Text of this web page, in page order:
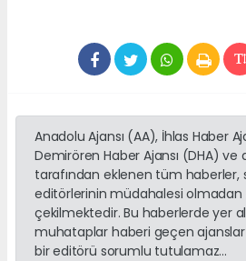
Anadolu Ajansı (AA), İhlas Haber
Demirören Haber Ajansı (DHA) ve
tarafından eklenen tüm haberler,
editörlerinin müdahalesi olmadan
çekilmektedir. Bu haberlerde yer
muhataplar haberi geçen
bir editörü sorumlu tutulamaz...